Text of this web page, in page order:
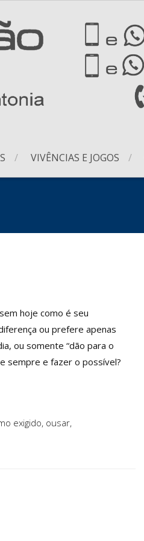
VIVÊNCIAS E JOGOS
hoje como é seu
ou prefere apenas
ou somente “dão para o
sempre e fazer o possível?
exigido, ousar,